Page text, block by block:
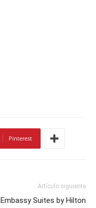
Pinterest
Artículo siguiente
Embassy Suites by Hilton